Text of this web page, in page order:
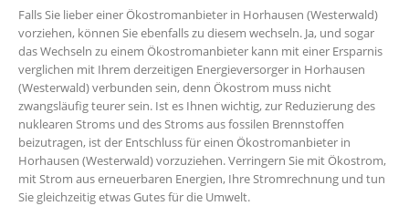
Falls Sie lieber einer Ökostromanbieter in Horhausen (Westerwald)
vorziehen, können Sie ebenfalls zu diesem wechseln. Ja, und sogar
das Wechseln zu einem Ökostromanbieter kann mit einer Ersparnis
verglichen mit Ihrem derzeitigen Energieversorger in Horhausen
(Westerwald) verbunden sein, denn Ökostrom muss nicht
zwangsläufig teurer sein. Ist es Ihnen wichtig, zur Reduzierung des
nuklearen Stroms und des Stroms aus fossilen Brennstoffen
beizutragen, ist der Entschluss für einen Ökostromanbieter in
Horhausen (Westerwald) vorzuziehen. Verringern Sie mit Ökostrom,
mit Strom aus erneuerbaren Energien, Ihre Stromrechnung und tun
Sie gleichzeitig etwas Gutes für die Umwelt.